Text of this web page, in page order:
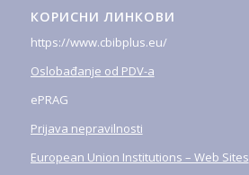
КОРИСНИ ЛИНКОВИ
https://www.cbibplus.eu/
Oslobađanje od PDV-a
ePRAG
Prijava nepravilnosti
European Union Institutions – Web Sites